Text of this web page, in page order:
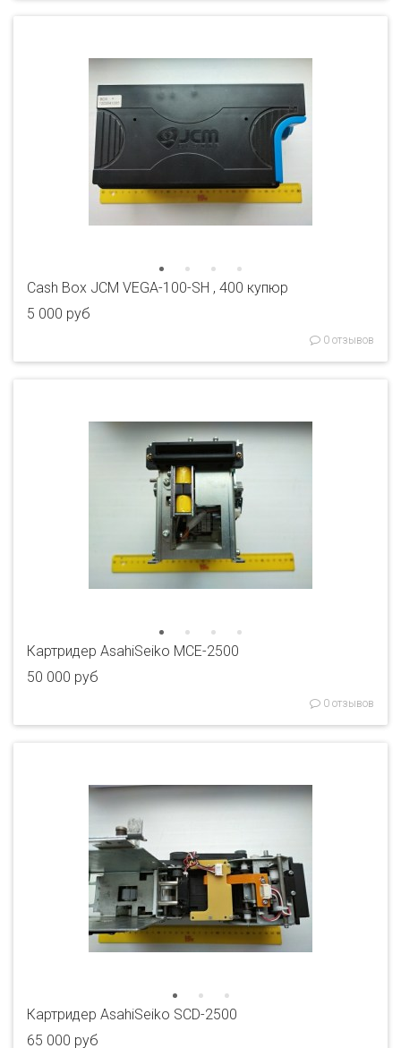
Cash Box JCM VEGA-100-SH , 400 купюр
5 000 руб
0 отзывов
Картридер AsahiSeiko MCE-2500
50 000 руб
0 отзывов
Картридер AsahiSeiko SCD-2500
65 000 руб